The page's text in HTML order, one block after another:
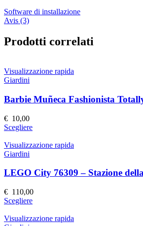
Software di installazione
Avis (3)
Prodotti correlati
Visualizzazione rapida
Giardini
Barbie Muñeca Fashionista Totally
€ 10,00
ScegliereQuesto
ha
Le
opzioni
possono
scelte
nella
pagina
Visualizzazione rapida
Giardini
LEGO City 76309 – Stazione
€ 110,00
ScegliereQuesto
ha
Visualizzazione rapida